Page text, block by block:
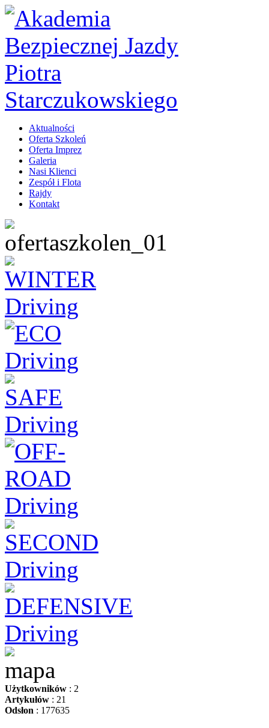
Aktualności
Oferta Szkoleń
Oferta Imprez
Galeria
Nasi Klienci
Zespół i Flota
Rajdy
Kontakt
Użytkowników : 2
Artykułów : 21
Odsłon : 177635